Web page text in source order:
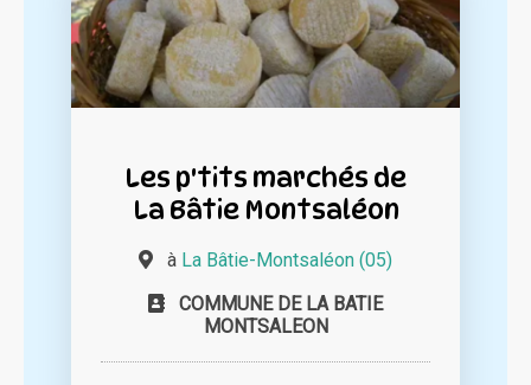
Les p'tits marchés de
La Bâtie Montsaléon
à La Bâtie-Montsaléon (05)
COMMUNE DE LA BATIE
MONTSALEON